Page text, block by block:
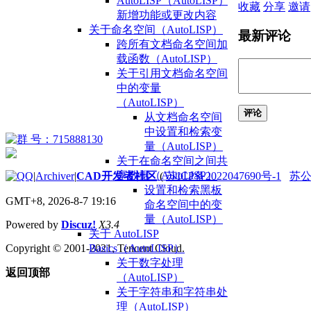
新增功能或更改内容
关于命名空间（AutoLISP）
跨所有文档命名空间加
载函数（AutoLISP）
关于引用文档命名空间
中的变量
（AutoLISP）
从文档命名空间
中设置和检索变
量（AutoLISP）
关于在命名空间之间共
享数据（AutoLISP）
设置和检索黑板
命名空间中的变
量（AutoLISP）
关于 AutoLISP
Basics（AutoLISP）
关于数字处理
（AutoLISP）
关于字符串和字符串处
理（AutoLISP）
收藏 分享 邀请
最新评论
评论
|Archiver|CAD开发者社区(苏ICP备2022047690号-1 苏
GMT+8, 2026-8-7 19:16
Powered by Discuz! X3.4
Copyright © 2001-2021, Tencent Cloud.
返回顶部